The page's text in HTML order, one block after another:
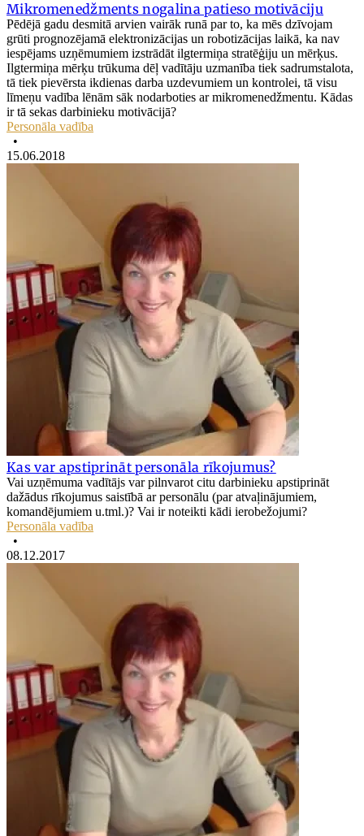
Mikromenedžments nogalina patieso motivāciju
Pēdējā gadu desmitā arvien vairāk runā par to, ka mēs dzīvojam
grūti prognozējamā elektronizācijas un robotizācijas laikā, ka nav
iespējams uzņēmumiem izstrādāt ilgtermiņa stratēģiju un mērķus.
Ilgtermiņa mērķu trūkuma dēļ vadītāju uzmanība tiek sadrumstalota,
tā tiek pievērsta ikdienas darba uzdevumiem un kontrolei, tā visu
līmeņu vadība lēnām sāk nodarboties ar mikromenedžmentu. Kādas
ir tā sekas darbinieku motivācijā?
Personāla vadība
•
15.06.2018
Kas var apstiprināt personāla rīkojumus?
Vai uzņēmuma vadītājs var pilnvarot citu darbinieku apstiprināt
dažādus rīkojumus saistībā ar personālu (par atvaļinājumiem,
komandējumiem u.tml.)? Vai ir noteikti kādi ierobežojumi?
Personāla vadība
•
08.12.2017